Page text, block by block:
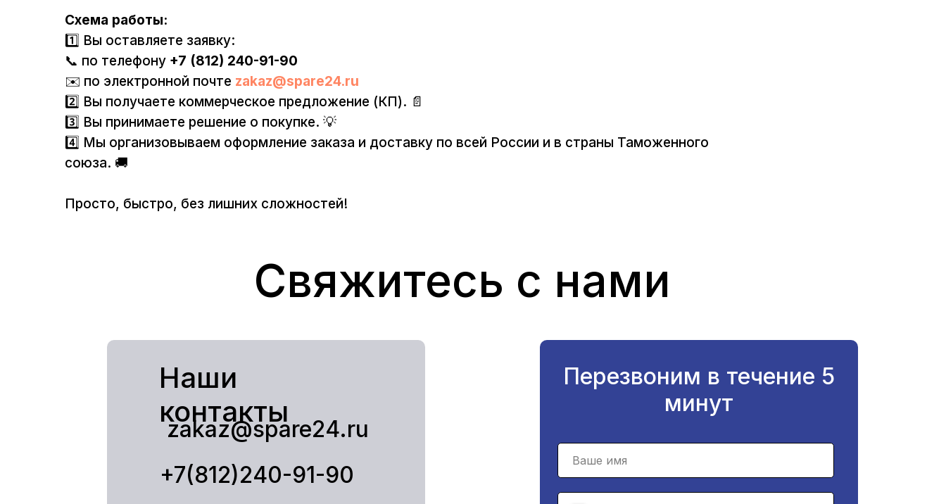
Схема работы:
1️⃣ Вы оставляете заявку:
📞 по телефону +7 (812) 240-91-90
✉️ по электронной почте zakaz@spare24.ru
2️⃣ Вы получаете коммерческое предложение (КП). 📄
3️⃣ Вы принимаете решение о покупке. 💡
4️⃣ Мы организовываем оформление заказа и доставку по всей России и в страны Таможенного
союза. 🚚
Просто, быстро, без лишних сложностей!
Свяжитесь с нами
+7(812)240-91-90
zakaz@spare24.ru
Перезвоним в течение 5
минут
Наши
контакты